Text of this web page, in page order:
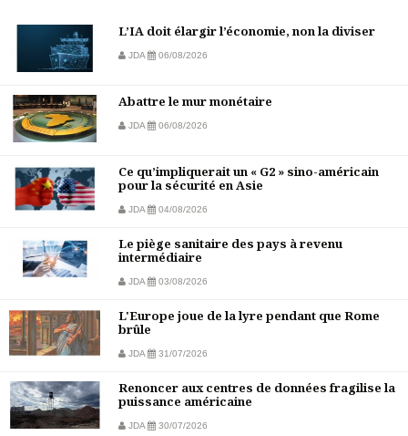
L’IA doit élargir l’économie, non la diviser
JDA 06/08/2026
Abattre le mur monétaire
JDA 06/08/2026
Ce qu’impliquerait un « G2 » sino-américain
pour la sécurité en Asie
JDA 04/08/2026
Le piège sanitaire des pays à revenu
intermédiaire
JDA 03/08/2026
L'Europe joue de la lyre pendant que Rome
brûle
JDA 31/07/2026
Renoncer aux centres de données fragilise la
puissance américaine
JDA 30/07/2026